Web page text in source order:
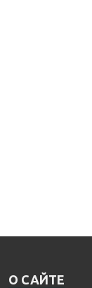
О САЙТЕ